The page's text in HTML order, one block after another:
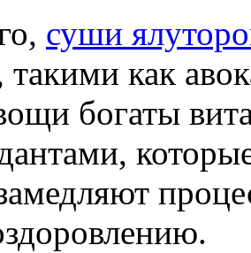
суши
как
богаты